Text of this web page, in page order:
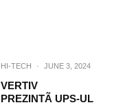
HI-TECH · JUNE 3, 2024
VERTIV
PREZINTÃ UPS-UL